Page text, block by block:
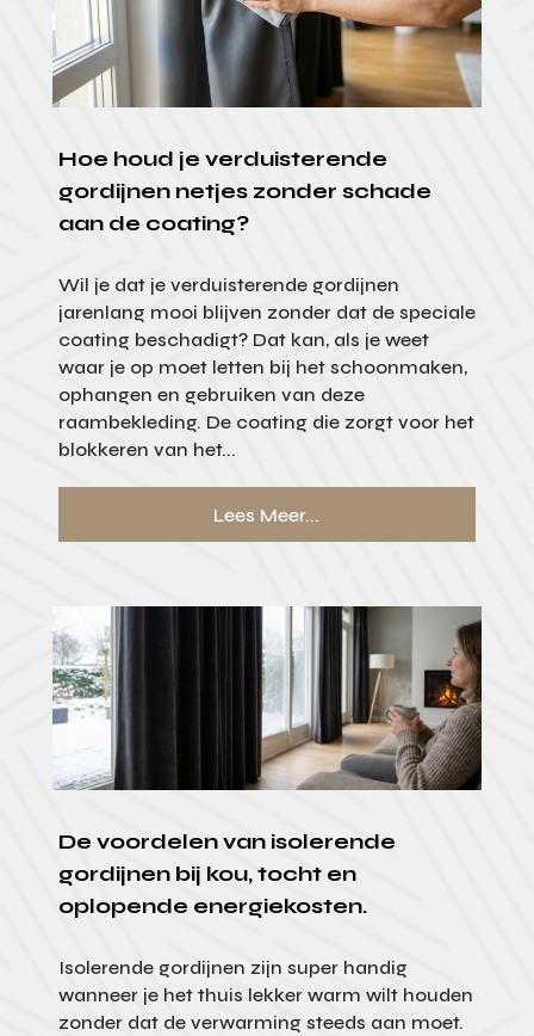
Hoe houd je verduisterende
gordijnen netjes zonder schade
aan de coating?
Wil je dat je verduisterende gordijnen
jarenlang mooi blijven zonder dat de speciale
coating beschadigt? Dat kan, als je weet
waar je op moet letten bij het schoonmaken,
ophangen en gebruiken van deze
raambekleding. De coating die zorgt voor het
blokkeren van het...
Lees Meer...
De voordelen van isolerende
gordijnen bij kou, tocht en
oplopende energiekosten.
Isolerende gordijnen zijn super handig
wanneer je het thuis lekker warm wilt houden
zonder dat de verwarming steeds aan moet.